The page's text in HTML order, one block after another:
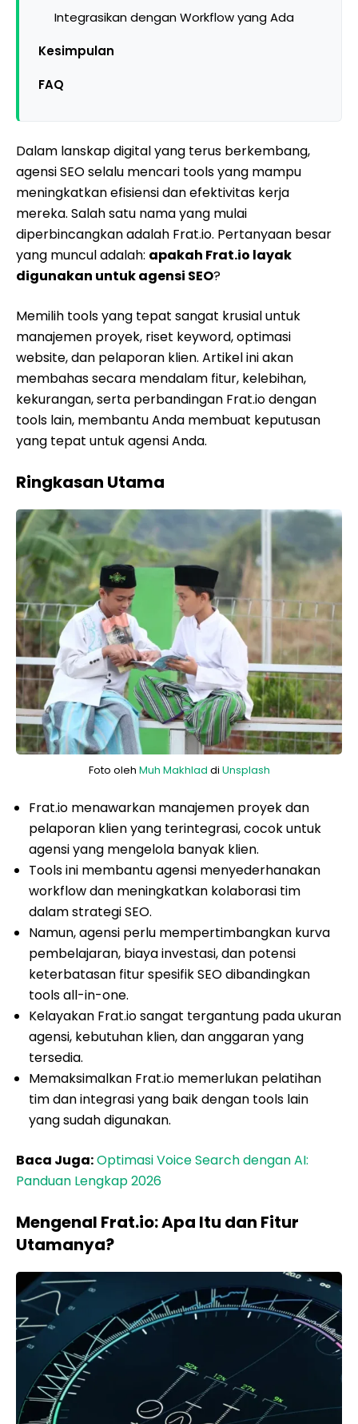
Integrasikan dengan Workflow yang Ada
Kesimpulan
FAQ
Dalam lanskap digital yang terus berkembang,
agensi SEO selalu mencari tools yang mampu
meningkatkan efisiensi dan efektivitas kerja
mereka. Salah satu nama yang mulai
diperbincangkan adalah Frat.io. Pertanyaan besar
yang muncul adalah: apakah Frat.io layak
digunakan untuk agensi SEO?
Memilih tools yang tepat sangat krusial untuk
manajemen proyek, riset keyword, optimasi
website, dan pelaporan klien. Artikel ini akan
membahas secara mendalam fitur, kelebihan,
kekurangan, serta perbandingan Frat.io dengan
tools lain, membantu Anda membuat keputusan
yang tepat untuk agensi Anda.
Ringkasan Utama
Foto oleh Muh Makhlad di Unsplash
Frat.io menawarkan manajemen proyek dan
pelaporan klien yang terintegrasi, cocok untuk
agensi yang mengelola banyak klien.
Tools ini membantu agensi menyederhanakan
workflow dan meningkatkan kolaborasi tim
dalam strategi SEO.
Namun, agensi perlu mempertimbangkan kurva
pembelajaran, biaya investasi, dan potensi
keterbatasan fitur spesifik SEO dibandingkan
tools all-in-one.
Kelayakan Frat.io sangat tergantung pada ukuran
agensi, kebutuhan klien, dan anggaran yang
tersedia.
Memaksimalkan Frat.io memerlukan pelatihan
tim dan integrasi yang baik dengan tools lain
yang sudah digunakan.
Baca Juga:Optimasi Voice Search dengan AI:
Panduan Lengkap 2026
Mengenal Frat.io: Apa Itu dan Fitur
Utamanya?